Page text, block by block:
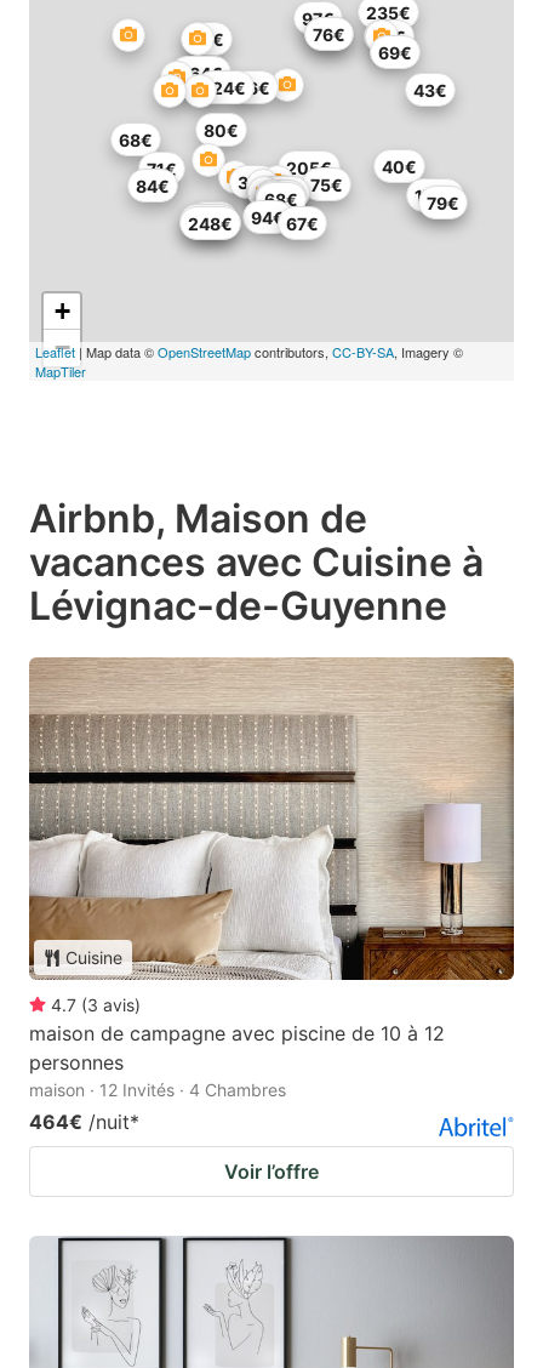
464€
97€
176€
79€
80€
75€
68€
53€
248€
87€
76€
40€
84€
69€
96€
94€
235€
43€
93€
68€
37€
124€
67€
205€
85€ 69€
71€
37€
60€
251€
+
−
Leaflet | Map data ©OpenStreetMapcontributors, CC-BY-SA, Imagery ©
MapTiler
Airbnb, Maison de
vacances avec Cuisine à
Lévignac-de-Guyenne
Cuisine
4.7 (3 avis)
maison de campagne avec piscine de 10 à 12
personnes
maison · 12 Invités · 4 Chambres
464€ /nuit*
Voir l’offre